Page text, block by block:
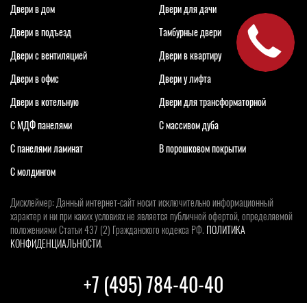
+7 (495) 784-40-40
Двери в дом
Двери для дачи
Двери в подъезд
Тамбурные двери
Двери с вентиляцией
Двери в квартиру
Двери в офис
Двери у лифта
Двери в котельную
Двери для трансформаторной
С МДФ панелями
С массивом дуба
С панелями ламинат
В порошковом покрытии
С молдингом
Дисклеймер: Данный интернет-сайт носит исключительно информационный
характер и ни при каких условиях не является публичной офертой, определяемой
положениями Статьи 437 (2) Гражданского кодекса РФ. ПОЛИТИКА
КОНФИДЕНЦИАЛЬНОСТИ.